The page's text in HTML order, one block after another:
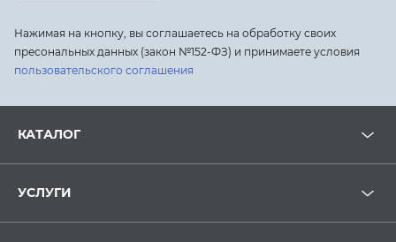
Нажимая на кнопку, вы соглашаетесь на обработку своих
пресональных данных (закон №152-ФЗ) и принимаете условия
пользовательского соглашения
КАТАЛОГ
УСЛУГИ